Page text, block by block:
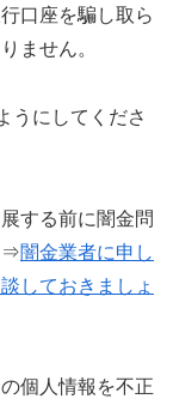
口座を騙し取ら
ません。
うにしてくださ
する前に闇金問
⇒闇金業者に申し
しておきましょ
個人情報を不正